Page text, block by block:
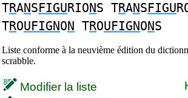
TRANSFIGURIONS TRANSFIGU
TROUFIGNON TROUFIGNONS
Liste conforme à la neuvième édition du
scrabble.
Modifier la liste